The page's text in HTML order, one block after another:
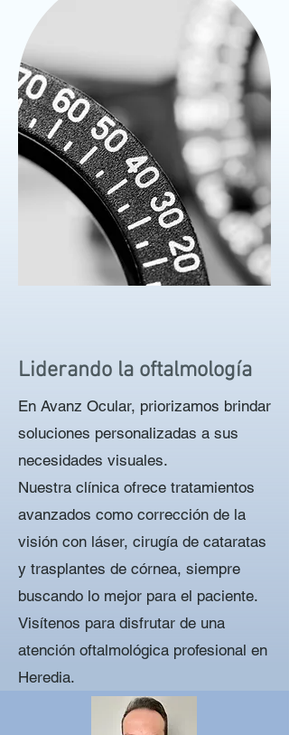
Liderando la oftalmología
En Avanz Ocular, priorizamos brindar
soluciones personalizadas a sus
necesidades visuales.
Nuestra clínica ofrece tratamientos
avanzados como corrección de la
visión con láser, cirugía de cataratas
y trasplantes de córnea, siempre
buscando lo mejor para el paciente.
Visítenos para disfrutar de una
atención oftalmológica profesional en
Heredia.